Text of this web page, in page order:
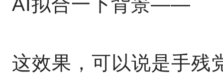
这效果，可以说是手残